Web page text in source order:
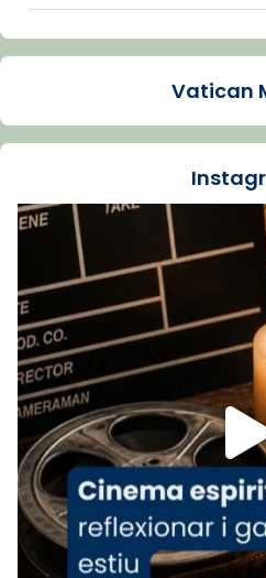
Arquebisbat de
La Carmina va patir
dos mesos, a l'Estadi
Recupera l'entrevista
tican News 👇
www.vaticannews.va/
07/carmina-historia-
espana-testimoni...
Foto
View on Facebook · Share
Arquebisbat de
1 week ago
«Avui les santes
ajuden a alçar la
Vatican